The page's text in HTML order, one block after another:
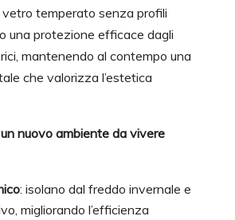
temperato senza profili
una protezione efficace dagli
mantenendo al contempo una
che valorizza l’estetica
nuovo ambiente da vivere
: isolano dal freddo invernale e
migliorando l’efficienza